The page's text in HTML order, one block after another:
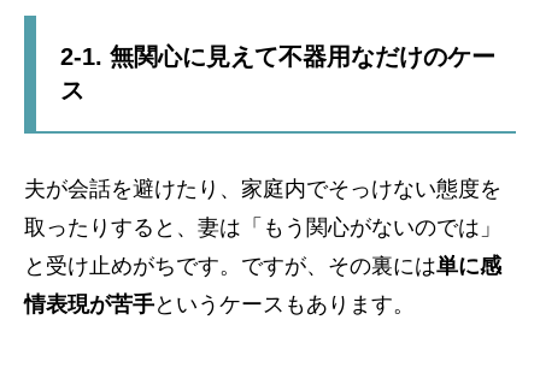
2-1. 無関心に見えて不器用なだけのケー
ス
夫が会話を避けたり、家庭内でそっけない態度を
取ったりすると、妻は「もう関心がないのでは」
と受け止めがちです。ですが、その裏には単に感
情表現が苦手というケースもあります。